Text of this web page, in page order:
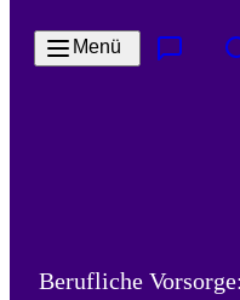
Menü
Berufliche